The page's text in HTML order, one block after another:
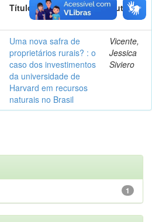
Título Autor(es)
Uma nova safra de
proprietários rurais? : o
caso dos investimentos
da universidade de
Harvard em recursos
naturais no Brasil
Vicente,
Jessica
Siviero
1